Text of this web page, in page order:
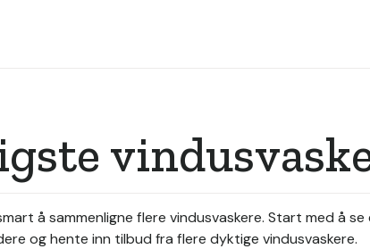
å sammenligne flere vindusvaskere. Start med å
og hente inn tilbud fra flere dyktige vindusvaskere.